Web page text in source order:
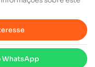
WhatsApp